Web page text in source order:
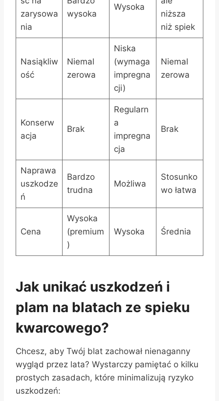
zarysowa
nia
wysoka
Wysoka
niższa
niż spiek
Nasiąkliw
ość
Niemal
zerowa
Niska
(wymaga
impregna
cji)
Niemal
zerowa
Konserw
acja
Brak
Regularn
a
impregna
cja
Brak
Naprawa
uszkodze
ń
Bardzo
trudna
Możliwa
Stosunko
wo łatwa
Cena
Wysoka
(premium
)
Wysoka Średnia
Jak unikać uszkodzeń i
plam na blatach ze spieku
kwarcowego?
Chcesz, aby Twój blat zachował nienaganny
wygląd przez lata? Wystarczy pamiętać o kilku
prostych zasadach, które minimalizują ryzyko
uszkodzeń: